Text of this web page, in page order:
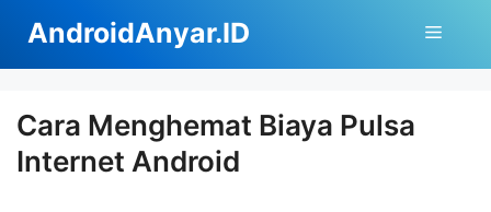
isi
AndroidAnyar.ID Menu
Cara Menghemat Biaya Pulsa
Internet Android